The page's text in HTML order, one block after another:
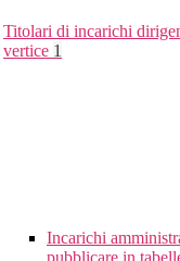
Titolari di incarichi
vertice 1
Incarichi